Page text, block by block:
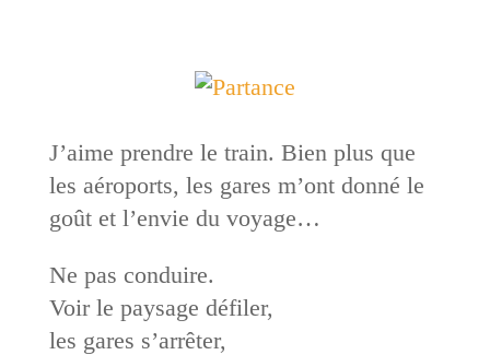
J’aime prendre le train. Bien plus que
les aéroports, les gares m’ont donné le
goût et l’envie du voyage…
Ne pas conduire.
Voir le paysage défiler,
les gares s’arrêter,